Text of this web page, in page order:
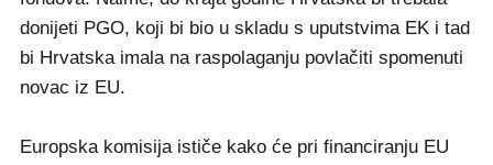
donijeti PGO, koji bi bio u skladu s uputstvima EK i tad
bi Hrvatska imala na raspolaganju povlačiti spomenuti
novac iz EU.
Europska komisija ističe kako će pri financiranju EU